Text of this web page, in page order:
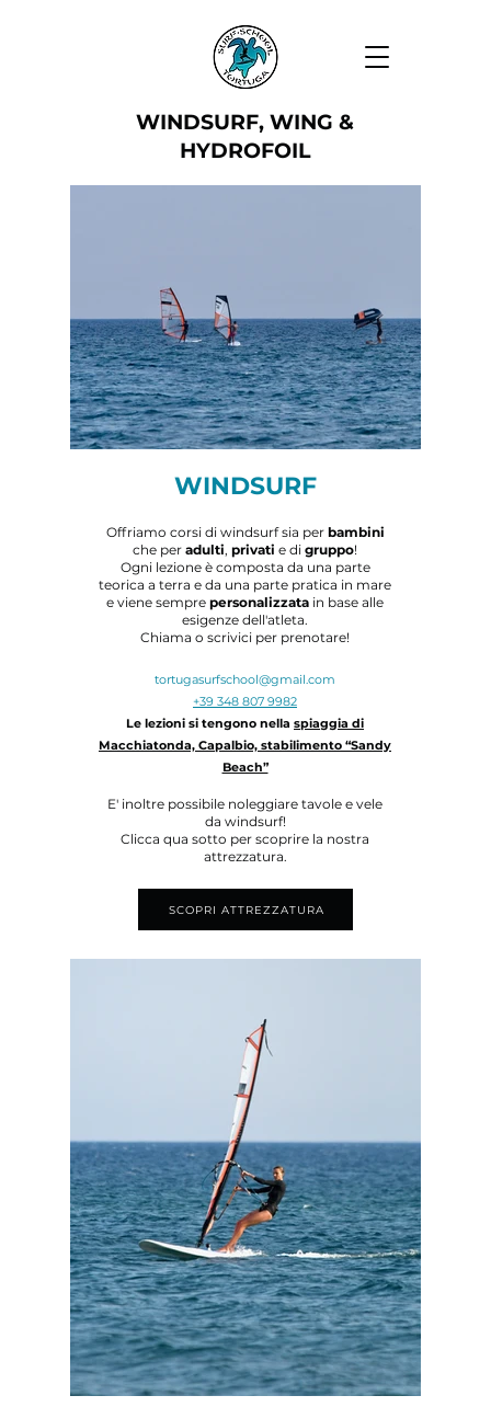
WINDSURF, WING &
HYDROFOIL
WINDSURF
Offriamo corsi di windsurf sia per bambini
che per adulti, privati e di gruppo!
Ogni lezione è composta da una parte
teorica a terra e da una parte pratica in mare
e viene sempre personalizzata in base alle
esigenze dell'atleta.
Chiama o scrivici per prenotare!
tortugasurfschool@gmail.com
+39 348 807 9982
Le lezioni si tengono nella spiaggia di
Macchiatonda, Capalbio, stabilimento “Sandy
Beach”
E' inoltre possibile noleggiare tavole e vele
da windsurf!
Clicca qua sotto per scoprire la nostra
attrezzatura.
SCOPRI ATTREZZATURA